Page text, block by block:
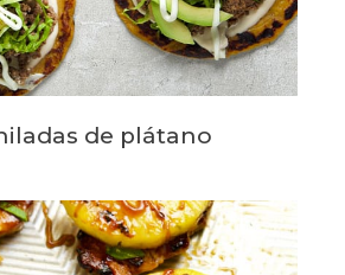
de plátano